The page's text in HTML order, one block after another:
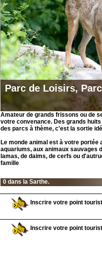
Parc de Loisirs,
Amateur de grands frissons ou de
votre convenance. Des grands
des parcs à thème, c'est la sortie
Le monde animal est à votre
aquariums, aux animaux sauvages
lamas, de daims, de cerfs ou
famille
0 dans la Sarthe.
Inscrire votre point
Inscrire votre point